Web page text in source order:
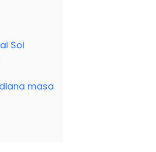
Sol
masa